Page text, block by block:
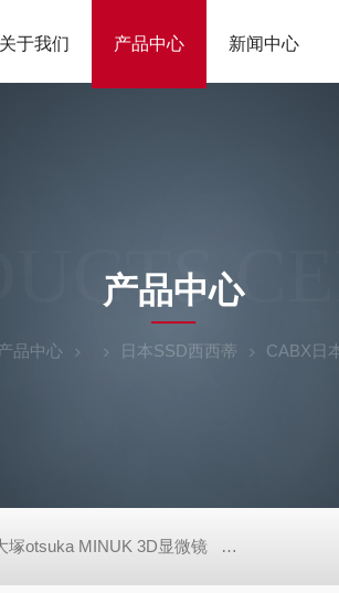
关于我们 产品中心 新闻中心
产品中心
产品中心 日本SSD西西蒂 CABX日
塚otsuka MINUK 3D显微镜 TX-200日本凯